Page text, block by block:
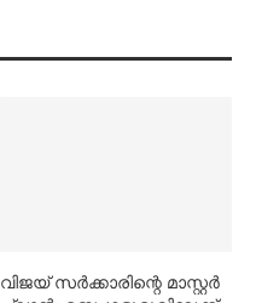
വിജയ് സര്‍ക്കാരിന്റെ മാസ്റ്റര്‍